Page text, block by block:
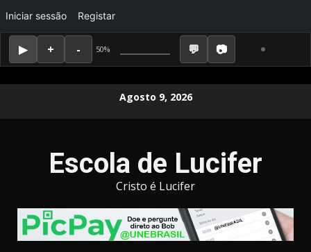
50%
Iniciar sessão Registar
Agosto 9, 2026
Escola de Lucifer
Cristo é Lucifer